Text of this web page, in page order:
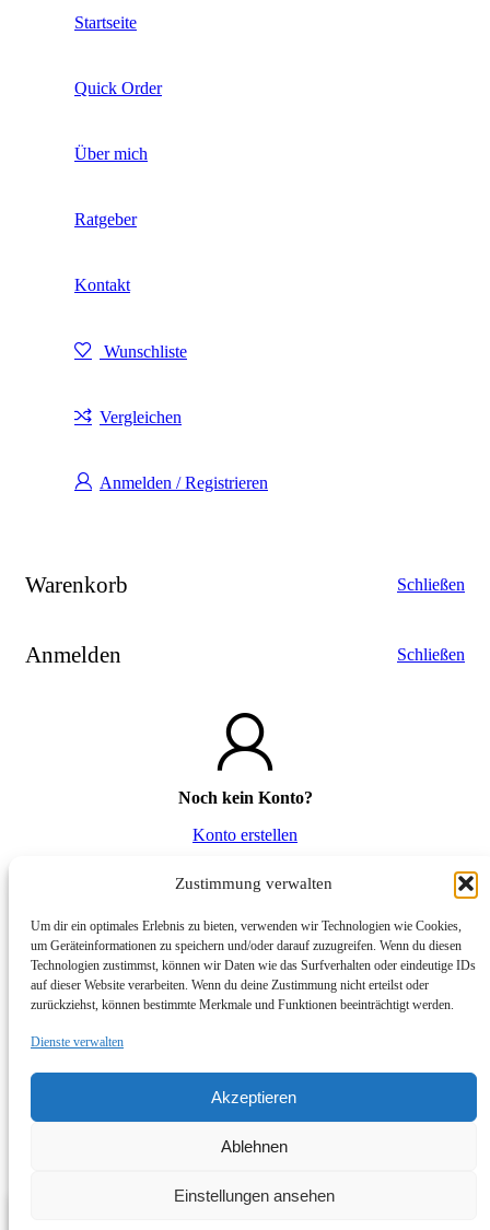
Zustimmung verwalten
Um dir ein optimales Erlebnis zu bieten, verwenden wir Technologien wie Cookies,
um Geräteinformationen zu speichern und/oder darauf zuzugreifen. Wenn du diesen
Technologien zustimmst, können wir Daten wie das Surfverhalten oder eindeutige IDs
auf dieser Website verarbeiten. Wenn du deine Zustimmung nicht erteilst oder
zurückziehst, können bestimmte Merkmale und Funktionen beeinträchtigt werden.
Dienste verwalten
Akzeptieren
Ablehnen
Einstellungen ansehen
Startseite
Quick Order
Über mich
Ratgeber
Kontakt
Wunschliste
Vergleichen
Anmelden / Registrieren
Warenkorb Schließen
Anmelden Schließen
Noch kein Konto?
Konto erstellen